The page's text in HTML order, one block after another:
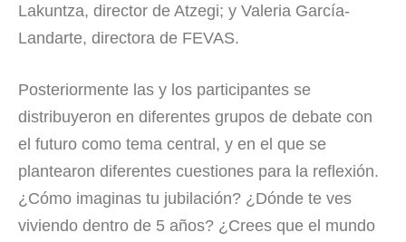
Lakuntza, director de Atzegi; y Valeria García-
Landarte, directora de FEVAS.
Posteriormente las y los participantes se
distribuyeron en diferentes grupos de debate con
el futuro como tema central, y en el que se
plantearon diferentes cuestiones para la reflexión.
¿Cómo imaginas tu jubilación? ¿Dónde te ves
viviendo dentro de 5 años? ¿Crees que el mundo